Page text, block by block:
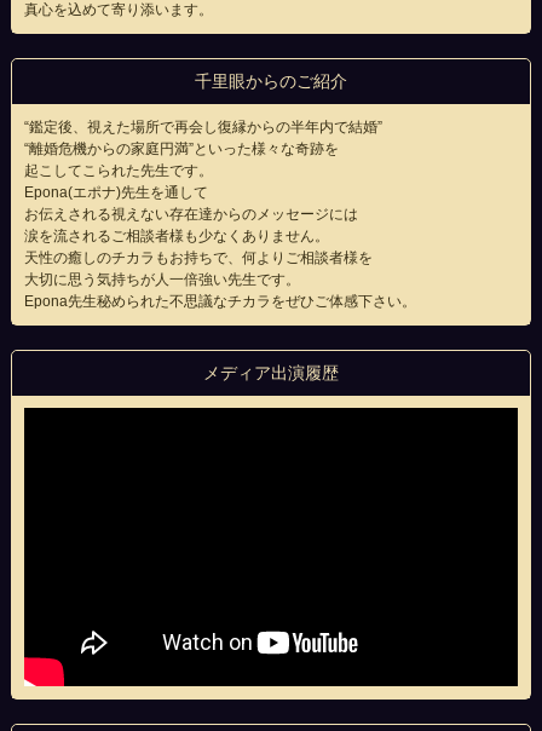
真心を込めて寄り添います。
千里眼からのご紹介
“鑑定後、視えた場所で再会し復縁からの半年内で結婚”
“離婚危機からの家庭円満”といった様々な奇跡を
起こしてこられた先生です。
Epona(エポナ)先生を通して
お伝えされる視えない存在達からのメッセージには
涙を流されるご相談者様も少なくありません。
天性の癒しのチカラもお持ちで、何よりご相談者様を
大切に思う気持ちが人一倍強い先生です。
Epona先生秘められた不思議なチカラをぜひご体感下さい。
メディア出演履歴